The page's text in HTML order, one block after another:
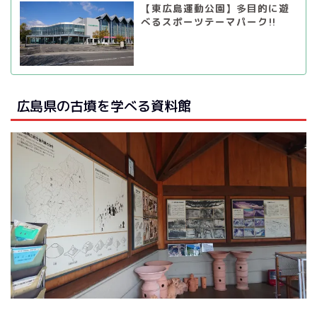
【東広島運動公園】多目的に遊
べるスポーツテーマパーク!!
広島県の古墳を学べる資料館